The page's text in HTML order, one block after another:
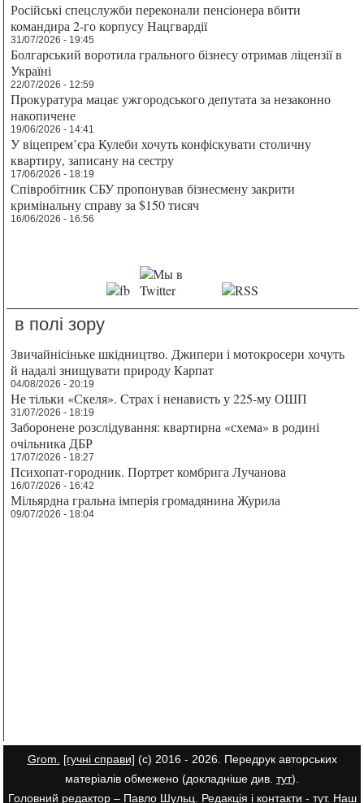
Російські спецслужби переконали пенсіонера вбити
командира 2-го корпусу Нацгвардії
31/07/2026 - 19:45
Болгарський воротила грального бізнесу отримав ліцензії в
Україні
22/07/2026 - 12:59
Прокуратура мацає ужгородського депутата за незаконно
накопичене
19/06/2026 - 14:41
У віцепрем’єра Кулеби хочуть конфіскувати столичну
квартиру, записану на сестру
17/06/2026 - 18:19
Співробітник СБУ пропонував бізнесмену закрити
кримінальну справу за $150 тисяч
16/06/2026 - 16:56
в полі зору
Звичайнісіньке шкідництво. Джипери і мотокросери хочуть
й надалі знищувати природу Карпат
04/08/2026 - 20:19
Не тільки «Скеля». Страх і ненависть у 225-му ОШП
31/07/2026 - 18:19
Заборонене розслідування: квартирна «схема» в родині
очільника ДБР
17/07/2026 - 18:27
Психопат-городник. Портрет комбрига Лучанова
16/07/2026 - 16:42
Мільярдна гральна імперія громадянина Журила
09/07/2026 - 18:04
Grom. [гучні справи] (с) 2016 - 2026. Передрук авторських
матеріалів обмежено (докладніше див. тут).
Головний редактор – Павло Шульц. Редакція і контакти - тут. Наш